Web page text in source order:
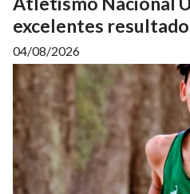
excelentes
04/08/2026